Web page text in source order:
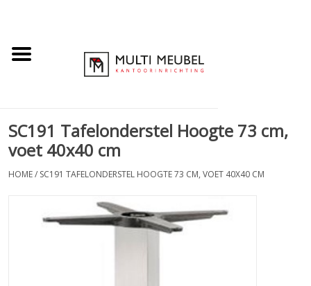
SC191 Tafelonderstel Hoogte 73 cm,
voet 40x40 cm
HOME/ SC191 TAFELONDERSTEL HOOGTE 73 CM, VOET 40X40 CM